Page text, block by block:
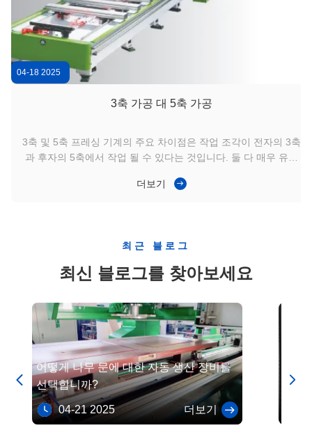
04-18 2025
3축 가공 대 5축 가공
3축 및 5축 프레싱 기계의 주요 차이점은 작업 조각이 전자의 3축
과 후자의 5축에서 작업 될 수 있다는 것입니다. 둘 다 매우 유연
고 비용 효율적으로 정확한 구성 요소를 만들 수 있습니다. 예산
한 기하학적 부분을 생산해야 한다면 5축 가공을 사용해야 할 것
입니다.5 축 기계 사용은 모든 측면에서 작업 조각을 가공 할 수
있습니다5축 가공을 통해 더 높은 생산성, 더 높은 정확성, 더 많
SyBridge와 함께 작업 5축 CNC 기계와 3축 CNC 기계의 사용에
대해 여전히 의구심을 갖고 있나요?우리의 전문가 팀은 당신의
CNC 가공 옵션을 통해 당신을 안내하고 당신의 프로젝트에 가장
적합한 프로세스를 선택하는 데 도움이 될 수 있습니다신뢰받는
CNC 가공 파트너,시브릿지는 또한 라우터, 라트, 드릴 및 밀링 기
반의 CNC 가공 장비로 고품질의 CNC 가공 기능을 제공합니다.
더보기
최근 블로그
최신 블로그를 찾아보세요
어떻게 나무 문에 대한 자동 생산 장비를
선택합니까?
04-21 2025 더보기
탄소
 